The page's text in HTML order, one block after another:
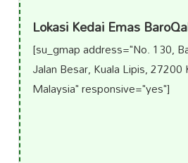
Lokasi Kedai Emas
[su_gmap address="No. 130,
Jalan Besar, Kuala Lipis, 27200
Malaysia" responsive="yes"]